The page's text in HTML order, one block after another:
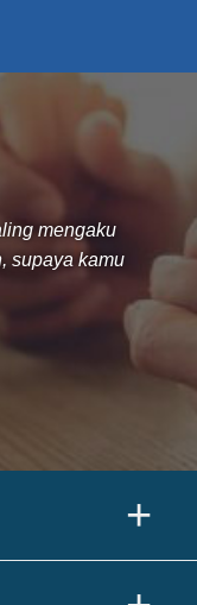
mengaku
supaya kamu